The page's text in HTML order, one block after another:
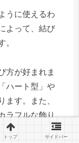
うに使えるわ
よって、結び
。
方が好まれま
ハート型」や
ます。また、
ラフルな飾り
す🎨
トップ サイドバー